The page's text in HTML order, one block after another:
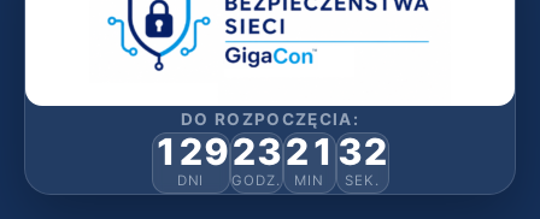
DO ROZPOCZĘCIA:
129
DNI
23
GODZ.
21
MIN
31
SEK.